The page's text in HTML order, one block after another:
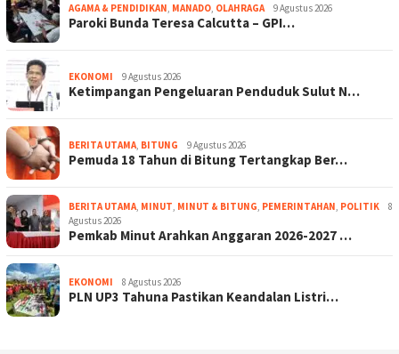
AGAMA & PENDIDIKAN MANADO OLAHRAGA 9 Agustus 2026
Paroki Bunda Teresa Calcutta – GPI…
EKONOMI 9 Agustus 2026
Ketimpangan Pengeluaran Penduduk Sulut N…
BERITA UTAMA BITUNG 9 Agustus 2026
Pemuda 18 Tahun di Bitung Tertangkap Ber…
BERITA UTAMA MINUT MINUT & BITUNG PEMERINTAHAN POLITIK
8
Agustus 2026
Pemkab Minut Arahkan Anggaran 2026-2027 …
EKONOMI 8 Agustus 2026
PLN UP3 Tahuna Pastikan Keandalan Listri…